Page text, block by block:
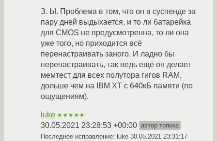
З. Ы. Проблема в том, что он в суспенде за
пару дней выдыхается, и то ли батарейка
для CMOS не предусмотренна, то ли она
уже того, но приходится всё
перенастраивать заного. И ладно бы
перенастраивать, так ведь ещё он делает
мемтест для всех полутора гигов RAM,
дольше чем на IBM XT с 640кБ памяти (по
ощущениям).
luke ★★★★★
30.05.2021 23:28:53 +00:00 автор топика
Последнее исправление: luke 30.05.2021 23:31:17